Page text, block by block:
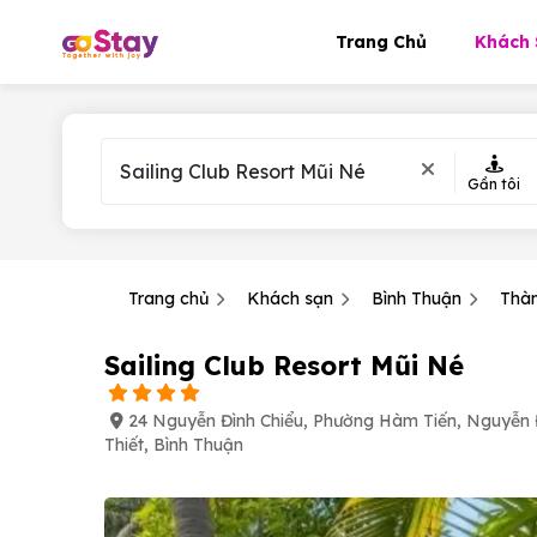
Trang Chủ Khách
Gần tôi
Trang chủ Khách sạn Bình Thuận
Sailing Club Resort Mũi Né
24 Nguyễn Đình Chiểu, Phường Hàm Tiến, Nguyễn
Thiết, Bình Thuận